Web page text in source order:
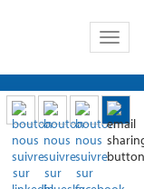
Toggle